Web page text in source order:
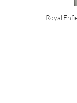
Royal